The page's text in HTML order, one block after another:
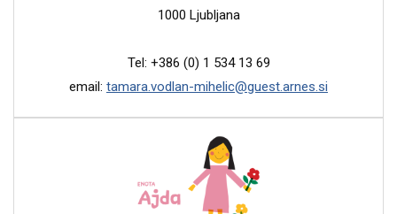
1000 Ljubljana
Tel: +386 (0) 1 534 13 69
email: tamara.vodlan-mihelic@guest.arnes.si